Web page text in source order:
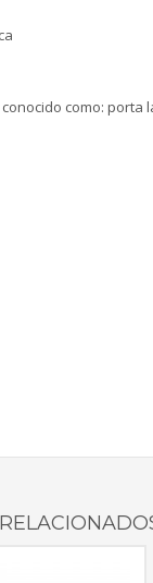
como: